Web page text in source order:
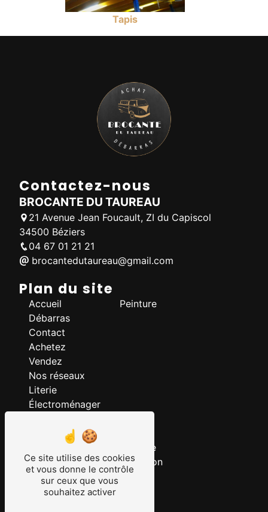
Tapis
Contactez-nous
BROCANTE DU TAUREAU
21 Avenue Jean Foucault, ZI du Capiscol
34500 Béziers
04 67 01 21 21
brocantedutaureau@gmail.com
Plan du site
Accueil
Débarras
Contact
Achetez
Vendez
Nos réseaux
Literie
Électroménager
Peinture
Nos prestations
Mobilier
Tableau
Brocante
Luminaire
Décoration
Tapis
Ce site utilise des cookies
et vous donne le contrôle
sur ceux que vous
souhaitez activer